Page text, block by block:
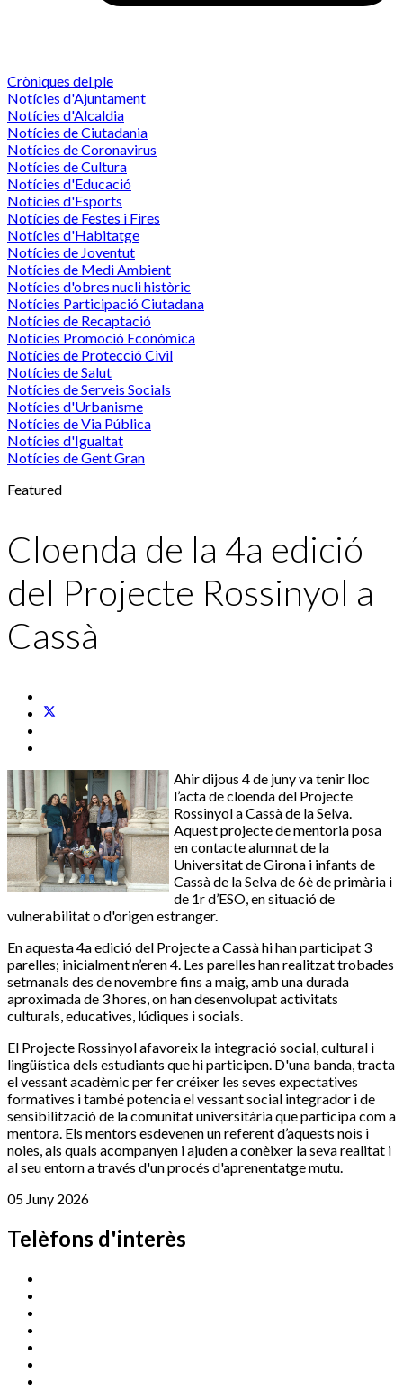
Cròniques del ple
Notícies d'Ajuntament
Notícies d'Alcaldia
Notícies de Ciutadania
Notícies de Coronavirus
Notícies de Cultura
Notícies d'Educació
Notícies d'Esports
Notícies de Festes i Fires
Notícies d'Habitatge
Notícies de Joventut
Notícies de Medi Ambient
Notícies d'obres nucli històric
Notícies Participació Ciutadana
Notícies de Recaptació
Notícies Promoció Econòmica
Notícies de Protecció Civil
Notícies de Salut
Notícies de Serveis Socials
Notícies d'Urbanisme
Notícies de Via Pública
Notícies d'Igualtat
Notícies de Gent Gran
Featured
Cloenda de la 4a edició
del Projecte Rossinyol a
Cassà
Ahir dijous 4 de juny va tenir lloc
l’acta de cloenda del Projecte
Rossinyol a Cassà de la Selva.
Aquest projecte de mentoria posa
en contacte alumnat de la
Universitat de Girona i infants de
Cassà de la Selva de 6è de primària i
de 1r d’ESO, en situació de
vulnerabilitat o d'origen estranger.
En aquesta 4a edició del Projecte a Cassà hi han participat 3
parelles; inicialment n’eren 4. Les parelles han realitzat trobades
setmanals des de novembre fins a maig, amb una durada
aproximada de 3 hores, on han desenvolupat activitats
culturals, educatives, lúdiques i socials.
El Projecte Rossinyol afavoreix la integració social, cultural i
lingüística dels estudiants que hi participen. D'una banda, tracta
el vessant acadèmic per fer créixer les seves expectatives
formatives i també potencia el vessant social integrador i de
sensibilització de la comunitat universitària que participa com a
mentora. Els mentors esdevenen un referent d’aquests nois i
noies, als quals acompanyen i ajuden a conèixer la seva realitat i
al seu entorn a través d'un procés d'aprenentatge mutu.
05 Juny 2026
Telèfons d'interès